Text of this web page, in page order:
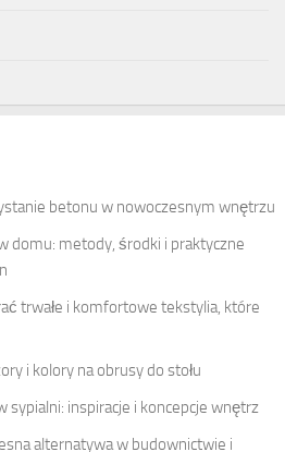
betonu w nowoczesnym wnętrzu
domu: metody, środki i praktyczne
trwałe i komfortowe tekstylia, które
i kolory na obrusy do stołu
sypialni: inspiracje i koncepcje wnętrz
alternatywa w budownictwie i